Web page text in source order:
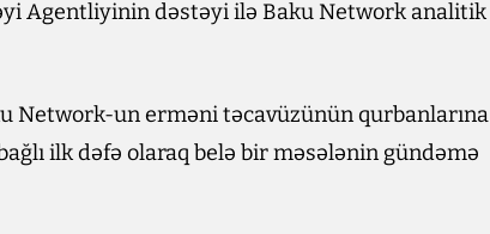
Agentliyinin dəstəyi ilə Baku Network analitik
Network-un erməni təcavüzünün qurbanlarına
ilk dəfə olaraq belə bir məsələnin gündəmə